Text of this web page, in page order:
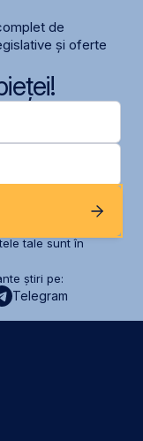
de
și oferte
tale sunt în
știri pe:
Telegram